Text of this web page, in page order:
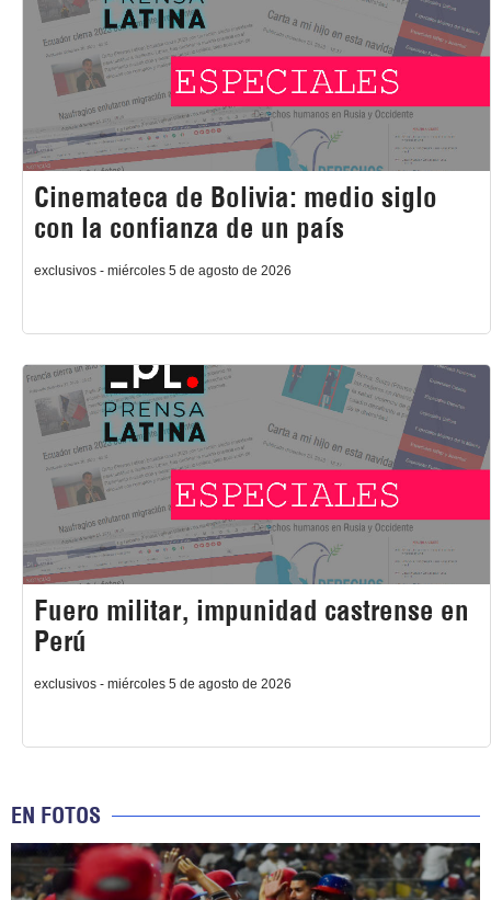
Cinemateca de Bolivia: medio siglo
con la confianza de un país
exclusivos - miércoles 5 de agosto de 2026
Fuero militar, impunidad castrense en
Perú
exclusivos - miércoles 5 de agosto de 2026
EN FOTOS